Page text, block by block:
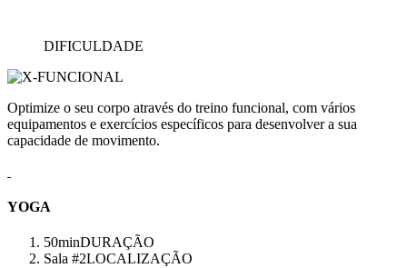
DIFICULDADE
Optimize o seu corpo através do treino funcional, com vários
equipamentos e exercícios específicos para desenvolver a sua
capacidade de movimento.
YOGA
50minDURAÇÃO
Sala #2LOCALIZAÇÃO